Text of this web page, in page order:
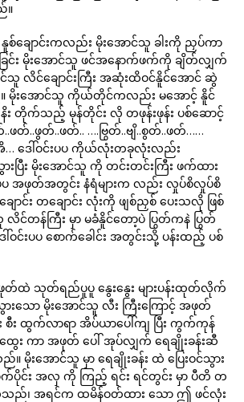
။
နူစ်ချောင်းကလည်း မိုးအောင်သူ ခါးကို ညှပ်ကာ
ခြင်း မိုးအောင်သူ ဖင်အနောက်ဖက်ကို ချိတ်လျှက်
လိင်ချောင်းကြီး အဆုံးထိဝင်နိူင်အောင် ဆွဲ
မိုးအောင်သူ ကိုယ်တိုင်ကလည်း မအောင့် နိူင်
း တိုက်သည့် မုန်တိုင်း လို တဖုန်းဖုန်း ပစ်ဆောင့်
ဖတ်..ဖွတ်..ဖတ်.. ….ဗြွတ်..ဗျိ..စွတ်..ဖတ်……
… ဒေါ်ဝင်းပပ ကိုယ်လုံးတခုလုံးလည်း
းပြီး မိုးအောင်သူ ကို တင်းတင်းကြီး ဖက်ထား
အဖုတ်အတွင်း နံရံများက လည်း လှုပ်စိလှုပ်စိ
ောင်း တချောင်း လုံးကို ဖျစ်ညှစ် ပေးသလို ဖြစ်
လိင်တန်ကြီး မှာ မခံနိူင်တော့ပဲ ပြွတ်ကနဲ ပြွတ်
ဝင်းပပ စောက်ခေါင်း အတွင်းသို့ ပန်းထည့် ပစ်
ဖုတ်ထဲ သုတ်ရည်ပူပူ နွေးနွေး များပန်းထုတ်လိုက်
ာ့ သွားသော မိုးအောင်သူ လီး ကြီးကြောင့် အဖုတ်
စီး ထွက်လာရာ အိပ်ယာပေါ်ကျ ပြီး ကွက်ကုန်
ေး ကာ အဖုတ် ပေါ် အုပ်လျှက် ရေချိုးခန်းဆီ
မိုးအောင်သူ မှာ ရေချိုးခန်း ထဲ ပြေးဝင်သွား
ာက်ပိုင်း အလှ ကို ကြည့် ရင်း ရင်တွင်း မှာ ပီတိ တ
သည်၊ အရင်က ထမိန်ဝတ်ထား သော ဤ ဖင်လုံး